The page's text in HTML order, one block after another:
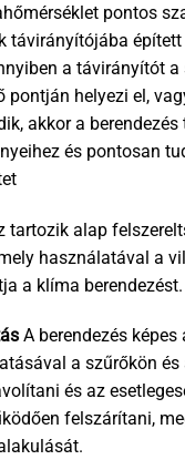
pontos
távirányítójába épített
a távirányítót a
pontján helyezi el,
akkor a berendezés
és pontosan
tartozik alap
használatával a
a klíma berendezést.
A berendezés
a szűrőkön és
és az
felszárítani,